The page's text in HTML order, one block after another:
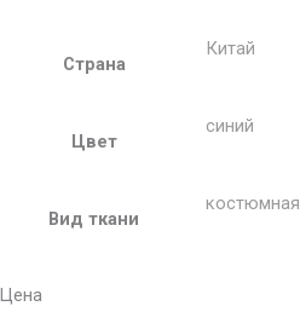
Страна
Китай
Цвет
синий
Вид ткани
костюмная
Цена